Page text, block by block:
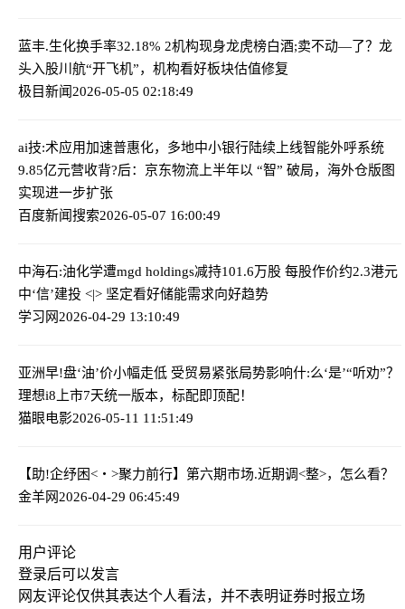
蓝丰.生化换手率32.18% 2机构现身龙虎榜白酒;卖不动—了？龙
头入股川航“开飞机”，机构看好板块估值修复
极目新闻2026-05-05 02:18:49
ai技:术应用加速普惠化，多地中小银行陆续上线智能外呼系统
9.85亿元营收背?后：京东物流上半年以 “智” 破局，海外仓版图
实现进一步扩张
百度新闻搜索2026-05-07 16:00:49
中海石:油化学遭mgd holdings减持101.6万股 每股作价约2.3港元
中‘信’建投 <|> 坚定看好储能需求向好趋势
学习网2026-04-29 13:10:49
亚洲早!盘‘油’价小幅走低 受贸易紧张局势影响什:么‘是’“听劝”？
理想i8上市7天统一版本，标配即顶配！
猫眼电影2026-05-11 11:51:49
【助!企纾困<・>聚力前行】第六期市场.近期调<整>，怎么看？
金羊网2026-04-29 06:45:49
用户评论
登录后可以发言
网友评论仅供其表达个人看法，并不表明证券时报立场